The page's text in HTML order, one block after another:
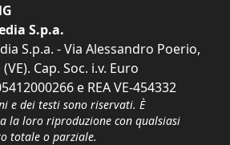
S.p.a.
S.p.a. - Via Alessandro Poerio,
Cap. Soc. i.v. Euro
e REA VE-454332
e dei testi sono riservati. È
la loro riproduzione con qualsiasi
totale o parziale.